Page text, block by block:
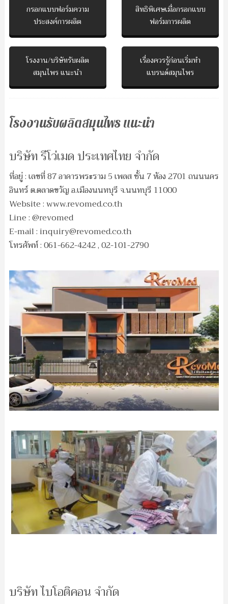
กรอกแบบฟอร์มความ
ประสงค์การผลิต
สิทธิพิเศษเมื่อกรอกแบบ
ฟอร์มการผลิต
โรงงาน/บริษัทรับผลิต
สมุนไพร แนะนำ
เรื่องควรรู้ก่อนเริ่มทำ
แบรนด์สมุนไพร
โรงงานรับผลิตสมุนไพร แนะนำ
บริษัท รีโว่เมด ประเทศไทย จำกัด
ที่อยู่ : เลขที่ 87 อาคารพระราม 5 เพลส ชั้น 7 ห้อง 2701 ถนนนคร
อินทร์ ต.ตลาดขวัญ อ.เมืองนนทบุรี จ.นนทบุรี 11000
Website : www.revomed.co.th
Line : @revomed
E-mail : inquiry@revomed.co.th
โทรศัพท์ : 061-662-4242 , 02-101-2790
บริษัท ไบโอติคอน จำกัด